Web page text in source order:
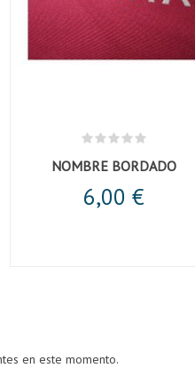
NOMBRE BORDADO
6,00 €
en este momento.